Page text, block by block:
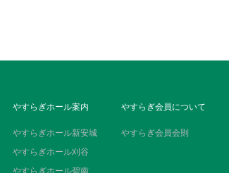
やすらぎホール案内
やすらぎホール新安城
やすらぎホール刈谷
やすらぎ会員について
やすらぎ会員会則